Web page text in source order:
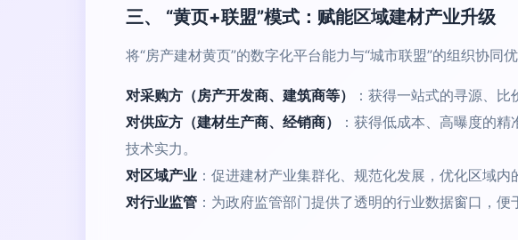
三、 “黄页+联盟”模式：赋能区域建材产业升级
将“房产建材黄页”的数字化平台能力与“城市联盟”的组织协同
对采购方（房产开发商、建筑商等）
：获得一站式的寻源、
对供应方（建材生产商、经销商）
：获得低成本、高曝度的
技术实力。
对区域产业 ：促进建材产业集群化、规范化发展，优化区域
对行业监管 ：为政府监管部门提供了透明的行业数据窗口，